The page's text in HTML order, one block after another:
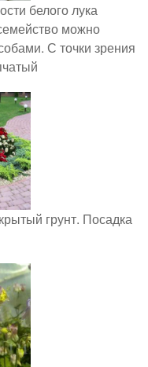
белого лука
можно
С точки зрения
грунт. Посадка